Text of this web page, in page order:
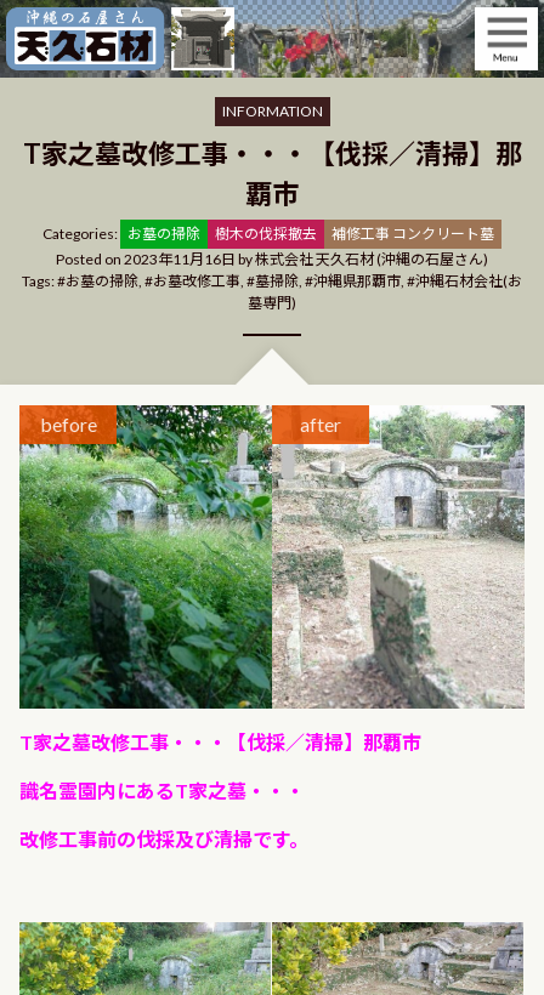
Skip
to
content
INFORMATION
T家之墓改修工事・・・【伐採／清掃】那
覇市
Categories: Categories
お墓の掃除 樹木の伐採撤去
補修工事 コンクリート墓
Posted on 2023年11月16日 by株式会社 天久石材 (沖縄の石屋さん)
Tags:
お墓の掃除, お墓改修工事, 墓掃除, 沖縄県那覇市,
沖縄石材会社(お
墓専門)
before after
T家之墓改修工事・・・【伐採／清掃】那覇市
識名霊園内にあるT家之墓・・・
改修工事前の伐採及び清掃です。